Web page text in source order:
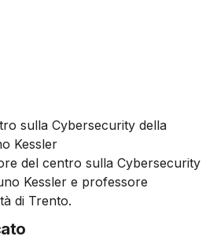
sulla Cybersecurity della
Kessler
del centro sulla Cybersecurity
Kessler e professore
di Trento.